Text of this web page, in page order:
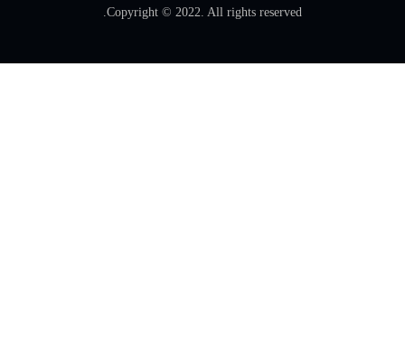
Copyright © 2022. All rights reserved.